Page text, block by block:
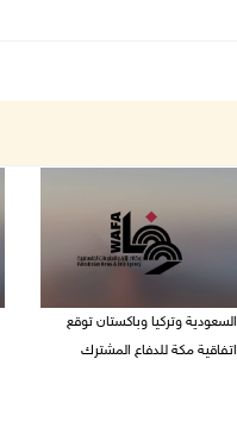
السعودية وتركيا وباكستان توقع
اتفاقية مكة للدفاع المشترك